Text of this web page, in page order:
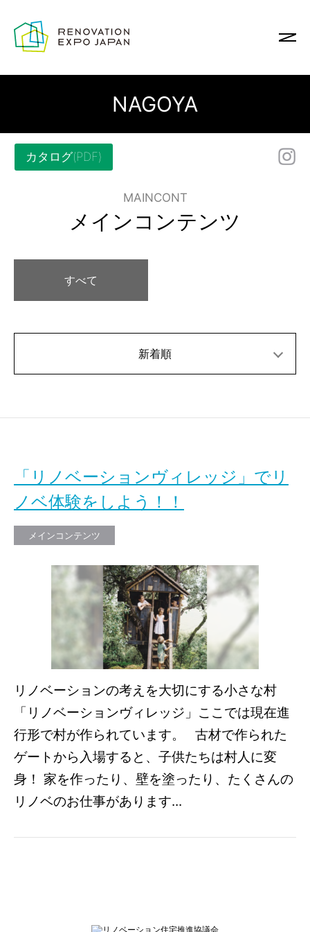
NAGOYA
カタログ(PDF)
MAINCONT
メインコンテンツ
すべて
新着順
「リノベーションヴィレッジ」でリ
ノベ体験をしよう！！
メインコンテンツ
リノベーションの考えを大切にする小さな村
「リノベーションヴィレッジ」ここでは現在進
行形で村が作られています。 古材で作られた
ゲートから入場すると、子供たちは村人に変
身！ 家を作ったり、壁を塗ったり、たくさんの
リノベのお仕事があります...